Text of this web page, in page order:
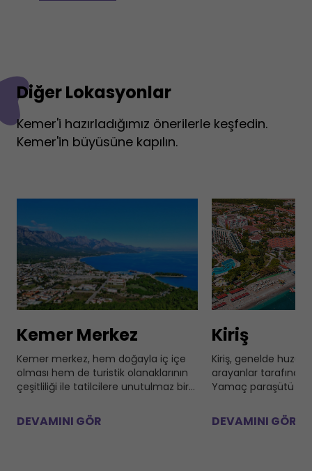
Diğer Lokasyonlar
Kemer'i hazırladığımız önerilerle keşfedin.
Kemer'in büyüsüne kapılın.
Kemer Merkez
Kemer merkez, hem doğayla iç içe
olması hem de turistik olanaklarının
çeşitliliği ile tatilcilere unutulmaz bir
görmek, hem kültürel hem de doğal
güzellikleri bir arada deneyimlemek
DEVAMINI GÖR
Kiriş
Kiriş, genelde
arayanlar
Yamaç paraşütü
bulunmamakla
huzur dolu bir
DEVAMINI GÖR